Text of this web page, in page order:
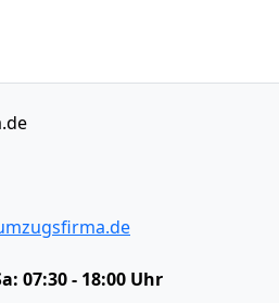
07:30 - 18:00 Uhr